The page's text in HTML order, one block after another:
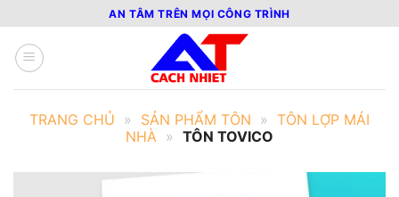
qua
nội
dung
AN TÂM TRÊN MỌI CÔNG TRÌNH
TRANG CHỦ » SẢN PHẨM TÔN » TÔN LỢP MÁI
NHÀ » TÔN TOVICO